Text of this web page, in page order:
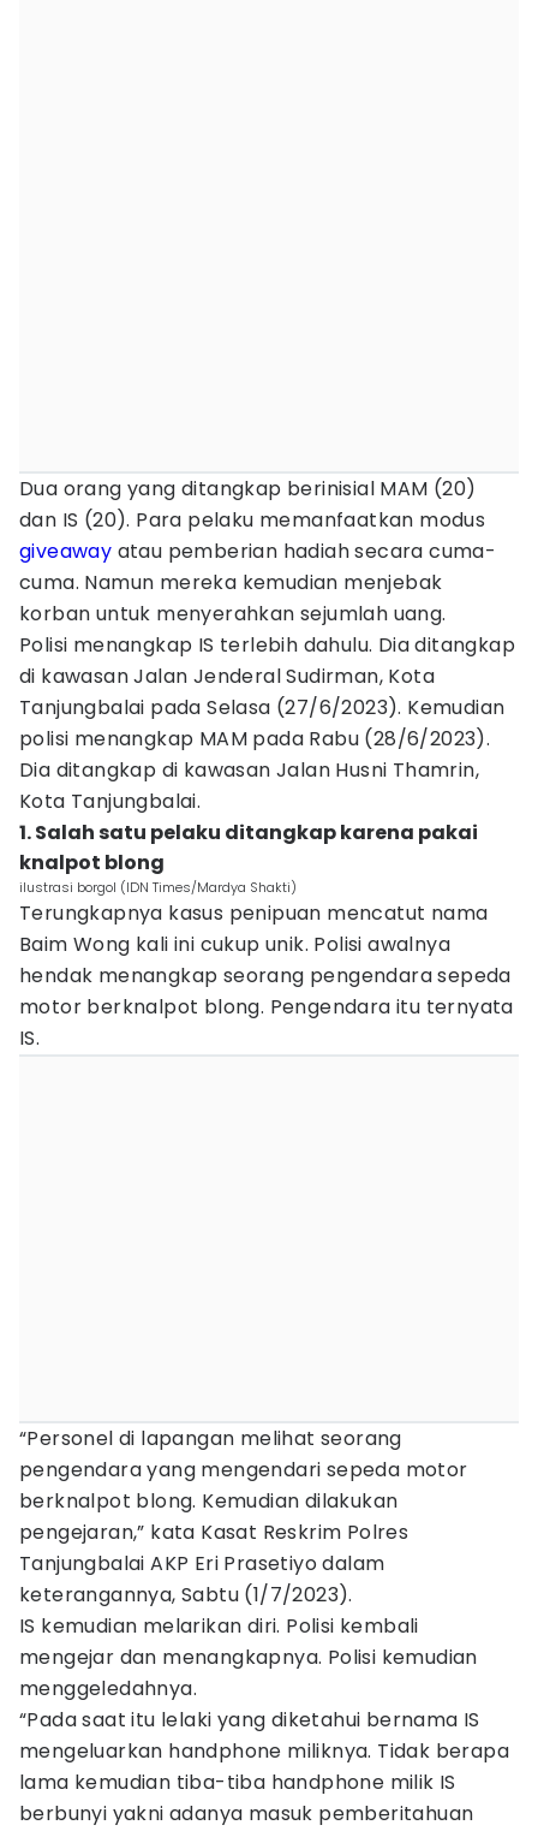
Dua orang yang ditangkap berinisial MAM (20)
dan IS (20). Para pelaku memanfaatkan modus
giveaway atau pemberian hadiah secara cuma-
cuma. Namun mereka kemudian menjebak
korban untuk menyerahkan sejumlah uang.
Polisi menangkap IS terlebih dahulu. Dia ditangkap
di kawasan Jalan Jenderal Sudirman, Kota
Tanjungbalai pada Selasa (27/6/2023). Kemudian
polisi menangkap MAM pada Rabu (28/6/2023).
Dia ditangkap di kawasan Jalan Husni Thamrin,
Kota Tanjungbalai.
1. Salah satu pelaku ditangkap karena pakai
knalpot blong
ilustrasi borgol (IDN Times/Mardya Shakti)
Terungkapnya kasus penipuan mencatut nama
Baim Wong kali ini cukup unik. Polisi awalnya
hendak menangkap seorang pengendara sepeda
motor berknalpot blong. Pengendara itu ternyata
IS.
“Personel di lapangan melihat seorang
pengendara yang mengendari sepeda motor
berknalpot blong. Kemudian dilakukan
pengejaran,” kata Kasat Reskrim Polres
Tanjungbalai AKP Eri Prasetiyo dalam
keterangannya, Sabtu (1/7/2023).
IS kemudian melarikan diri. Polisi kembali
mengejar dan menangkapnya. Polisi kemudian
menggeledahnya.
“Pada saat itu lelaki yang diketahui bernama IS
mengeluarkan handphone miliknya. Tidak berapa
lama kemudian tiba-tiba handphone milik IS
berbunyi yakni adanya masuk pemberitahuan